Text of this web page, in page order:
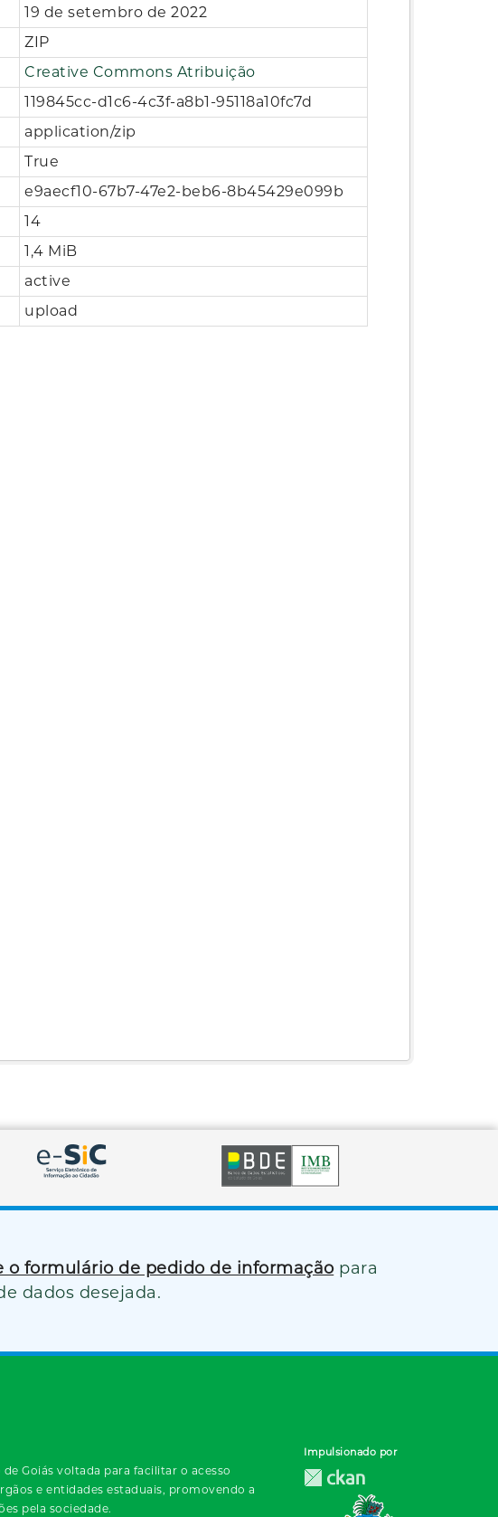
19 de setembro de 2022
ZIP
Creative Commons Atribuição
119845cc-d1c6-4c3f-a8b1-95118a10fc7d
application/zip
True
e9aecf10-67b7-47e2-beb6-8b45429e099b
14
1,4 MiB
active
upload
o formulário de pedido de informação para
dados desejada.
Goiás voltada para facilitar o acesso
e entidades estaduais, promovendo a
pela sociedade.
Impulsionado por